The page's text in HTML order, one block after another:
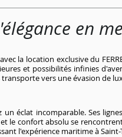
en
la location exclusive du
et possibilités infinies
transporte vers une évasion de
un éclat incomparable. Ses
le confort absolu se
l'expérience maritime à Saint-